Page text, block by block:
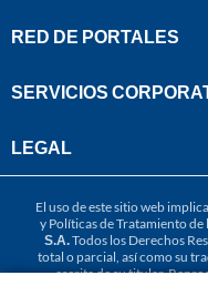
RED DE PORTALES
SERVICIOS
LEGAL
El uso de este sitio web
y Políticas de Tratamiento
S.A.Todos los Derechos
total o parcial, así como su
escrita de su titular.